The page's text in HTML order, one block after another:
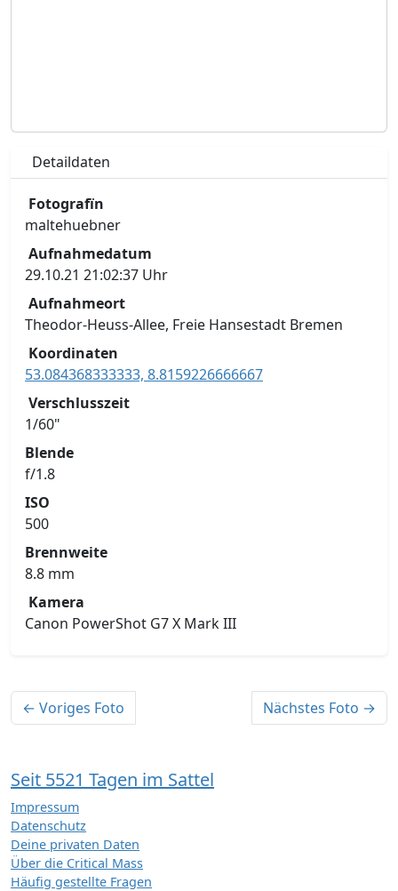
Detaildaten
Fotografïn
maltehuebner
Aufnahmedatum
29.10.21 21:02:37 Uhr
Aufnahmeort
Theodor-Heuss-Allee, Freie Hansestadt Bremen
Koordinaten
53.084368333333, 8.8159226666667
Verschlusszeit
1/60"
Blende
f/1.8
ISO
500
Brennweite
8.8 mm
Kamera
Canon PowerShot G7 X Mark III
← Voriges Foto Nächstes Foto →
Seit 5521 Tagen im Sattel
Impressum
Datenschutz
Deine privaten Daten
Über die Critical Mass
Häufig gestellte Fragen